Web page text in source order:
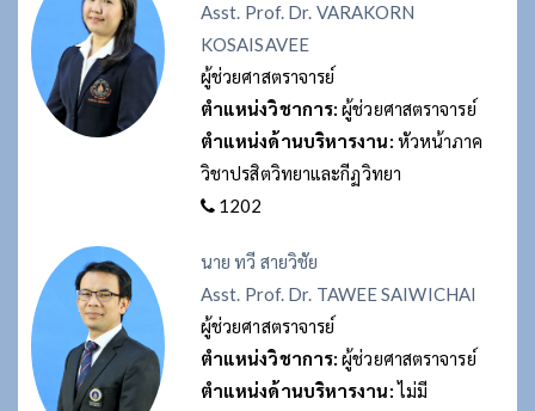
Asst. Prof. Dr. VARAKORN
KOSAISAVEE
ผู้ช่วยศาสตราจารย์
ตำแหน่งวิชาการ: ผู้ช่วยศาสตราจารย์
ตำแหน่งด้านบริหารงาน: หัวหน้าภาค
วิชาปรสิตวิทยาและกีฏวิทยา
1202
นาย ทวี สายวิชัย
Asst. Prof. Dr. TAWEE SAIWICHAI
ผู้ช่วยศาสตราจารย์
ตำแหน่งวิชาการ: ผู้ช่วยศาสตราจารย์
ตำแหน่งด้านบริหารงาน:ไม่มี